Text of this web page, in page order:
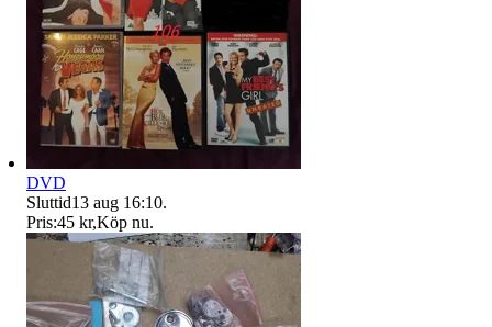
DVD
Sluttid13 aug 16:10.
Pris:45 kr,Köp nu.